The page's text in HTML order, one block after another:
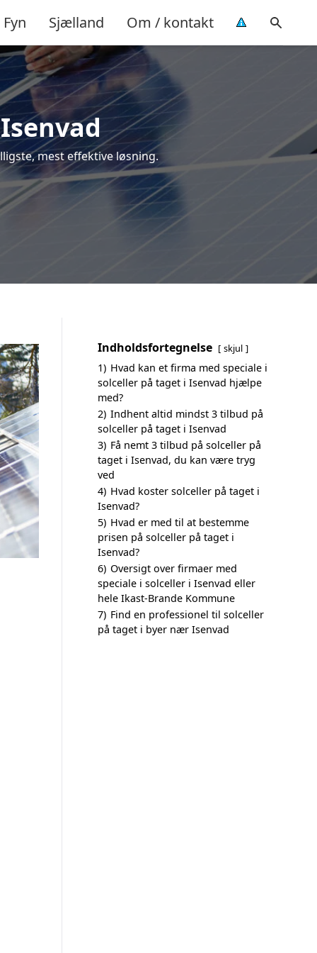
Fyn Sjælland Om / kontakt
mest effektive løsning.
Indholdsfortegnelse skjul
1) Hvad kan et firma med speciale i
solceller på taget i Isenvad hjælpe
med?
2) Indhent altid mindst 3 tilbud på
solceller på taget i Isenvad
3) Få nemt 3 tilbud på solceller på
taget i Isenvad, du kan være tryg
ved
4) Hvad koster solceller på taget i
Isenvad?
5) Hvad er med til at bestemme
prisen på solceller på taget i
Isenvad?
6) Oversigt over firmaer med
speciale i solceller i Isenvad eller
hele Ikast-Brande Kommune
7) Find en professionel til solceller
på taget i byer nær Isenvad